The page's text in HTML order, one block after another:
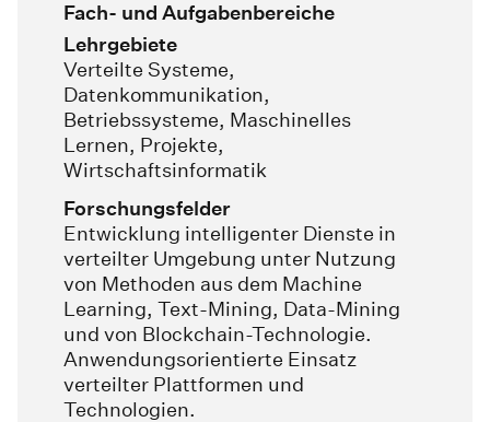
Fach- und Aufgabenbereiche
Lehrgebiete
Verteilte Systeme,
Datenkommunikation,
Betriebssysteme, Maschinelles
Lernen, Projekte,
Wirtschaftsinformatik
Forschungsfelder
Entwicklung intelligenter Dienste in
verteilter Umgebung unter Nutzung
von Methoden aus dem Machine
Learning, Text-Mining, Data-Mining
und von Blockchain-Technologie.
Anwendungsorientierte Einsatz
verteilter Plattformen und
Technologien.